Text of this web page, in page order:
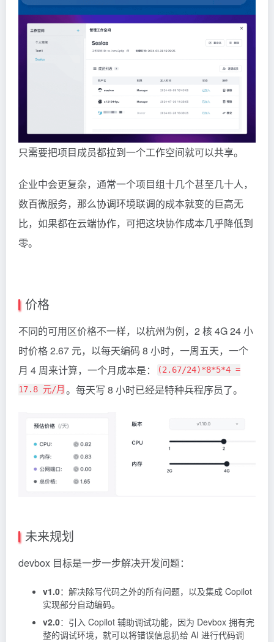
只需要把项目成员都拉到一个工作空间就可以共享。
企业中会更复杂，通常一个项目组十几个甚至几十人，
数百微服务，那么协调环境联调的成本就变的巨高无
比，如果都在云端协作，可把这块协作成本几乎降低到
零。
价格
不同的可用区价格不一样，以杭州为例，2 核 4G 24 小
时价格 2.67 元，以每天编码 8 小时，一周五天，一个
月 4 周来计算，一个月成本是：
(2.67/24)*8*5*4 =
17.8 元/月 。每天写 8 小时已经是特种兵程序员了。
未来规划
devbox 目标是一步一步解决开发问题：
v1.0：解决除写代码之外的所有问题，以及集成 Copilot
实现部分自动编码。
v2.0：引入 Copilot 辅助调试功能，因为 Devbox 拥有完
整的调试环境，就可以将错误信息扔给 AI 进行代码调